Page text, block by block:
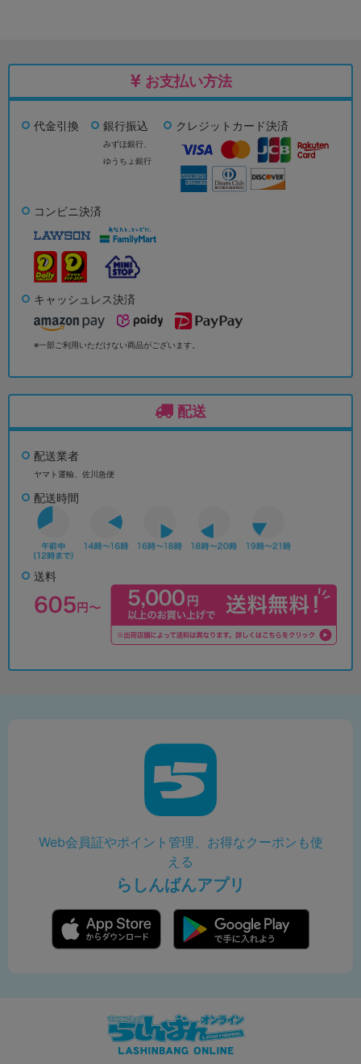
お支払い方法
代金引換 銀行振込
みずほ銀行、
ゆうちょ銀行
クレジットカード決済
コンビニ決済
キャッシュレス決済
※一部ご利用いただけない商品がございます。
配送
配送業者
ヤマト運輸、佐川急便
配送時間
送料
Web会員証やポイント管理、お得なクーポンも使
える
らしんばんアプリ